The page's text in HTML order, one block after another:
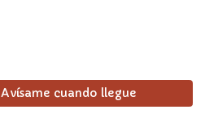
Avísame cuando llegue